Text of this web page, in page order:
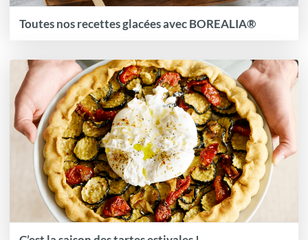
Toutes nos recettes glacées avec BOREALIA®